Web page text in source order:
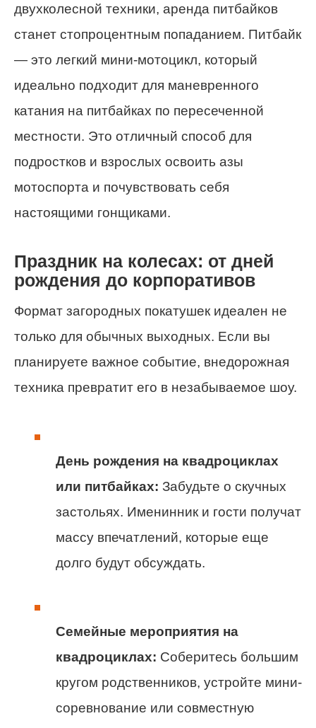
двухколесной техники, аренда питбайков
станет стопроцентным попаданием. Питбайк
— это легкий мини-мотоцикл, который
идеально подходит для маневренного
катания на питбайках по пересеченной
местности. Это отличный способ для
подростков и взрослых освоить азы
мотоспорта и почувствовать себя
настоящими гонщиками.
Праздник на колесах: от дней
рождения до корпоративов
Формат загородных покатушек идеален не
только для обычных выходных. Если вы
планируете важное событие, внедорожная
техника превратит его в незабываемое шоу.
День рождения на квадроциклах
или питбайках: Забудьте о скучных
застольях. Именинник и гости получат
массу впечатлений, которые еще
долго будут обсуждать.
Семейные мероприятия на
квадроциклах: Соберитесь большим
кругом родственников, устройте мини-
соревнование или совместную